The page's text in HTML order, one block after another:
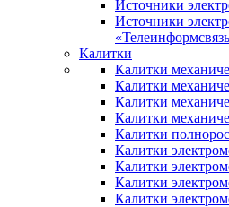
Источники
Источники
Калитки
Калитки
Калитки
Калитки
Калитки
Калитки
Калитки
Калитки
Калитки
Калитки